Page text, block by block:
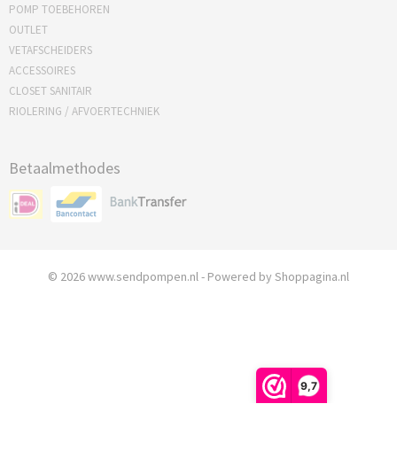
9,7
POMP TOEBEHOREN
OUTLET
VETAFSCHEIDERS
ACCESSOIRES
CLOSET SANITAIR
RIOLERING / AFVOERTECHNIEK
Betaalmethodes
© 2026 www.sendpompen.nl - Powered by Shoppagina.nl